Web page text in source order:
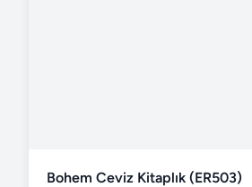
Bohem Ceviz Kitaplık (ER503)